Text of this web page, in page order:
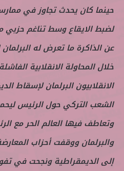
حينما كان يحدث تجاوز في
لضبط الايقاع وسط تناغم حزبي
عن الذاكرة ما تعرض له
الانقلابيون البرلمان لإسقاط
الشعب التركي حول الرئيس
وتعاطف فيها العالم الحر مع
والبرلمان ووقفت أحزاب
إلى الديمقراطية ونجحت في